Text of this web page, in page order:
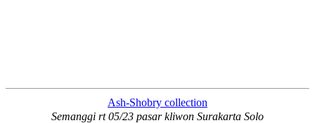
Ash-Shobry collection
Semanggi rt 05/23 pasar kliwon Surakarta Solo